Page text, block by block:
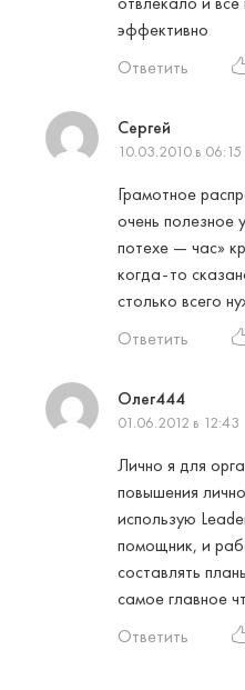
эффективно
Ответить
Сергей
10.03.2010 в 06:15
Грамотное
очень полезное
потехе — час»
когда-то
столько всего
Ответить
Олег444
01.06.2012 в 12:43
Лично я для
повышения
использую
помощник, и
составлять
самое главное
Ответить